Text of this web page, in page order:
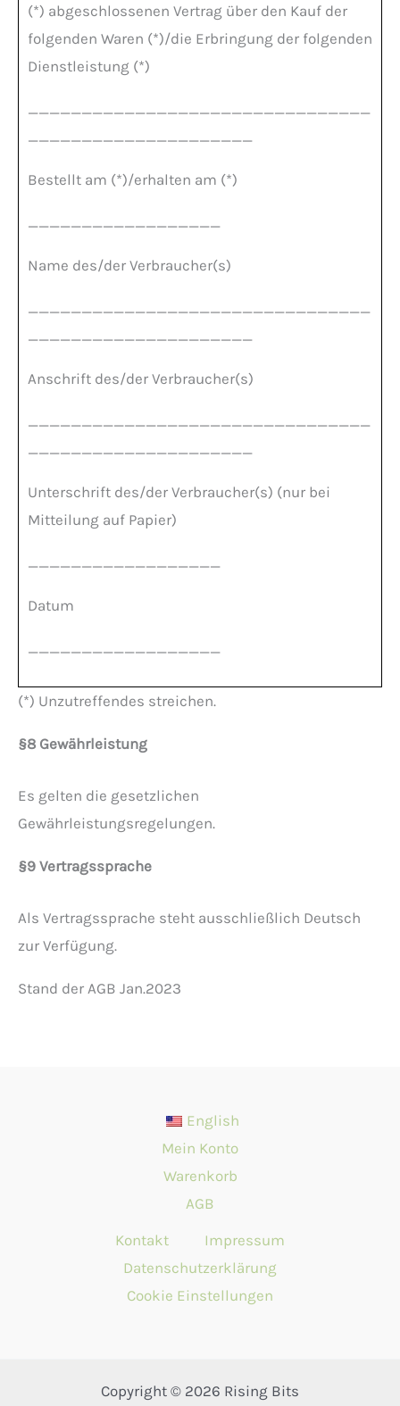
(*) abgeschlossenen Vertrag über den Kauf der
folgenden Waren (*)/die Erbringung der folgenden
Dienstleistung (*)
________________________________
_____________________
Bestellt am (*)/erhalten am (*)
__________________
Name des/der Verbraucher(s)
________________________________
_____________________
Anschrift des/der Verbraucher(s)
________________________________
_____________________
Unterschrift des/der Verbraucher(s) (nur bei
Mitteilung auf Papier)
__________________
Datum
__________________
(*) Unzutreffendes streichen.
§8 Gewährleistung
Es gelten die gesetzlichen
Gewährleistungsregelungen.
§9 Vertragssprache
Als Vertragssprache steht ausschließlich Deutsch
zur Verfügung.
Stand der AGB Jan.2023
English
Mein Konto
Warenkorb
AGB
Kontakt
Impressum
Datenschutzerklärung
Cookie Einstellungen
Copyright © 2026 Rising Bits